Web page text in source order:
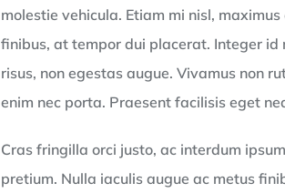
molestie vehicula. Etiam mi nisl,
finibus, at tempor dui placerat. Integer
risus, non egestas augue. Vivamus non
enim nec porta. Praesent facilisis eget
Cras fringilla orci justo, ac interdum
pretium. Nulla iaculis augue ac metus